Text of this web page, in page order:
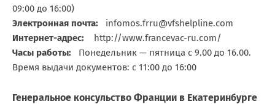
09:00 до 16:00)
Электронная почта: infomos.frru@vfshelpline.com
Интернет-адрес:
http://www.francevac-ru.com/
Часы работы: Понедельник — пятница с 9.00 до 16.00.
Время выдачи документов: с 11:00 до 16:00
Генеральное консульство Франции в Екатеринбурге